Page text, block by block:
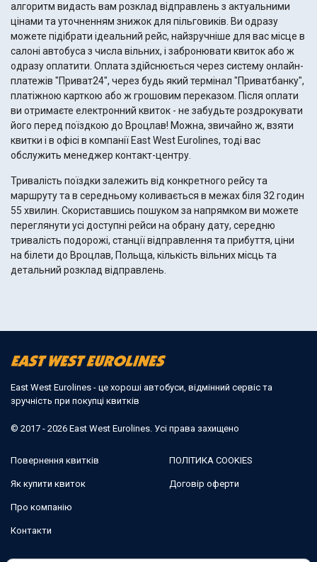
алгоритм видасть вам розклад відправлень з актуальними
цінами та уточненням знижок для пільговиків. Ви одразу
можете підібрати ідеальний рейс, найзручніше для вас місце в
салоні автобуса з числа вільних, і забронювати квиток або ж
одразу оплатити. Оплата здійснюється через систему онлайн-
платежів "Приват24", через будь який термінал "Приватбанку",
платіжною карткою або ж грошовим переказом. Після оплати
ви отримаєте електронний квиток - не забудьте роздрокувати
його перед поїздкою до Вроцлав! Можна, звичайно ж, взяти
квитки і в офісі в компанії East West Eurolines, тоді вас
обслужить менеджер контакт-центру.
Тривалість поїздки залежить від конкретного рейсу та
маршруту та в середньому коливається в межах біля 32 годин
55 хвилин. Скориставшись пошуком за напрямком ви можете
переглянути усі доступні рейси на обрану дату, середню
тривалість подорожі, станції відправлення та прибуття, ціни
на білети до Вроцлав, Польща, кількість вільних місць та
детальний розклад відправлень.
East West Eurolines - це хороші автобуси, відмінний сервіс та
зручність при покупці квитків
© 2017 - 2026 East West Eurolines. Усі права захищено
Повернення квитків
Як купити квиток
Про компанію
Контакти
ПОЛІТИКА COOKIES
Договір оферти